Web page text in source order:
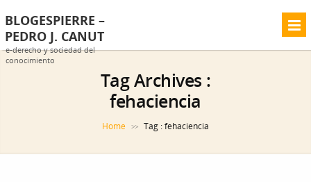
BLOGESPIERRE –
PEDRO J. CANUT
e-derecho y sociedad del
conocimiento
Tag Archives :
fehaciencia
Home >> Tag : fehaciencia